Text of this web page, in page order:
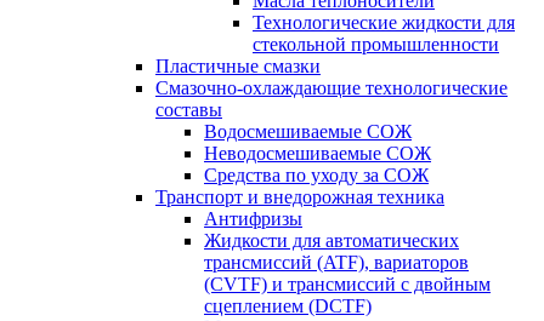
Технологические жидкости для
стекольной промышленности
Пластичные смазки
Смазочно-охлаждающие технологические
составы
Водосмешиваемые СОЖ
Неводосмешиваемые СОЖ
Средства по уходу за СОЖ
Транспорт и внедорожная техника
Антифризы
Жидкости для автоматических
трансмиссий (ATF), вариаторов
(CVTF) и трансмиссий с двойным
сцеплением (DCTF)